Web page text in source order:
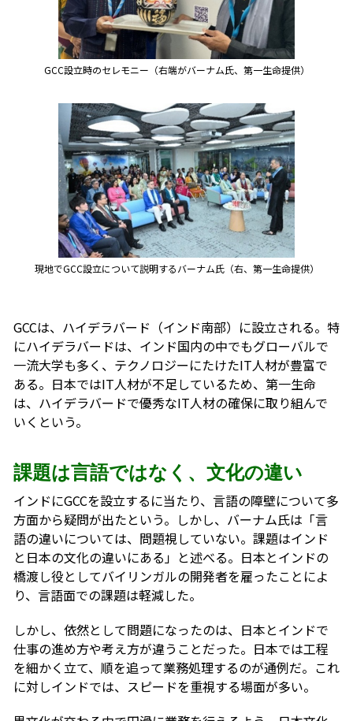
GCC設立時のセレモニー（右端がバーナム氏、第一生命提供）
現地でGCC設立について説明するバーナム氏（右、第一生命提供）
GCCは、ハイデラバード（インド南部）に設立される。特
にハイデラバードは、インド国内の中でもグローバルで
一流大学も多く、テクノロジーにたけたIT人材が豊富で
ある。日本ではIT人材が不足しているため、第一生命
は、ハイデラバードで優秀なIT人材の確保に取り組んで
いくという。
課題は言語ではなく、文化の違い
インドにGCCを設立するに当たり、言語の障壁について多
方面から疑問が出たという。しかし、バーナム氏は「言
語の違いについては、問題視していない。課題はインド
と日本の文化の違いにある」と述べる。日本とインドの
橋渡し役としてバイリンガルの開発者を雇ったことによ
り、言語面での課題は軽減した。
しかし、依然として問題になったのは、日本とインドで
仕事の進め方や考え方が違うことだった。日本では工程
を細かく立て、順を追って業務処理するのが通例だ。これ
に対しインドでは、スピードを重視する場面が多い。